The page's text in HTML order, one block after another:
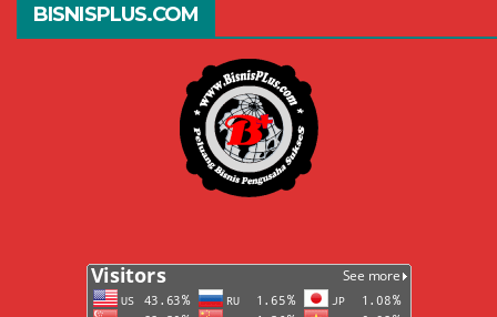
BISNISPLUS.COM